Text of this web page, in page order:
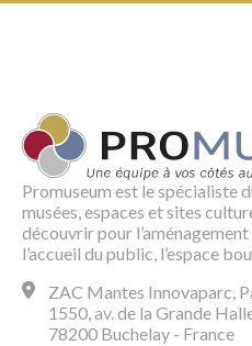
Promuseum est le spécialiste
musées, espaces et sites
découvrir pour
l’accueil du public, l’espace
ZAC Mantes Innovaparc,
1550, av. de la Grande
78200 Buchelay - France